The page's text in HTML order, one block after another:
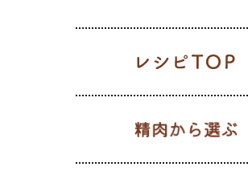
ロース 肩ロース
ベーコン
ギフト一覧 精肉のギ